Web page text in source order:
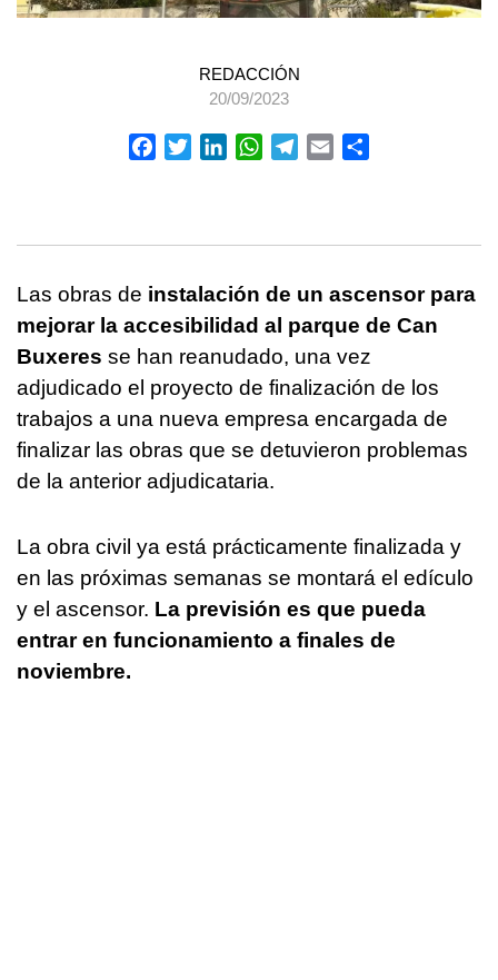
REDACCIÓN
20/09/2023
FacebookTwitterLinkedInWhatsApp
Telegram
Email
Las obras de instalación de un ascensor para
mejorar la accesibilidad al parque de Can
Buxeres se han reanudado, una vez
adjudicado el proyecto de finalización de los
trabajos a una nueva empresa encargada de
finalizar las obras que se detuvieron problemas
de la anterior adjudicataria.
La obra civil ya está prácticamente finalizada y
en las próximas semanas se montará el edículo
y el ascensor. La previsión es que pueda
entrar en funcionamiento a finales de
noviembre.